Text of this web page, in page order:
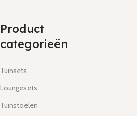
Product
categorieën
Tuinsets
Loungesets
Tuinstoelen